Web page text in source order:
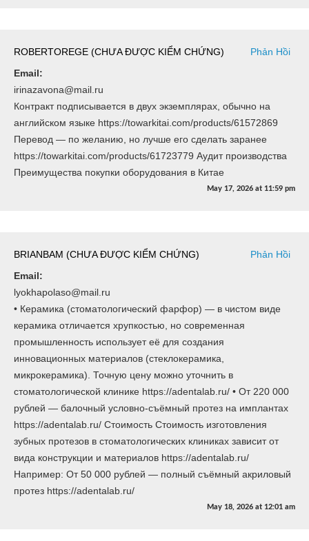
ROBERTOREGE (CHƯA ĐƯỢC KIỂM CHỨNG)
Phản Hồi
Email:
irinazavona@mail.ru
Контракт подписывается в двух экземплярах, обычно на
английском языке https://towarkitai.com/products/61572869
Перевод — по желанию, но лучше его сделать заранее
https://towarkitai.com/products/61723779 Аудит производства
Преимущества покупки оборудования в Китае
May 17, 2026 at 11:59 pm
BRIANBAM (CHƯA ĐƯỢC KIỂM CHỨNG)
Phản Hồi
Email:
lyokhapolaso@mail.ru
• Керамика (стоматологический фарфор) — в чистом виде
керамика отличается хрупкостью, но современная
промышленность использует её для создания
инновационных материалов (стеклокерамика,
микрокерамика). Точную цену можно уточнить в
стоматологической клинике https://adentalab.ru/ • От 220 000
рублей — балочный условно-съёмный протез на имплантах
https://adentalab.ru/ Стоимость Стоимость изготовления
зубных протезов в стоматологических клиниках зависит от
вида конструкции и материалов https://adentalab.ru/
Например: От 50 000 рублей — полный съёмный акриловый
протез https://adentalab.ru/
May 18, 2026 at 12:01 am